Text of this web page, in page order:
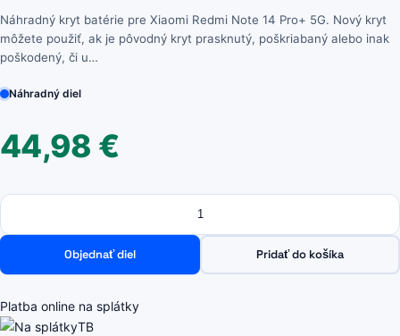
Náhradný kryt batérie pre Xiaomi Redmi Note 14 Pro+ 5G. Nový kryt
môžete použiť, ak je pôvodný kryt prasknutý, poškriabaný alebo inak
poškodený, či u…
Náhradný diel
44,98 €
Množstvo
množstvo
Xiaomi
Redmi
Note
Pro+
5G
Objednať diel Pridať do košíka
Platba online na splátky